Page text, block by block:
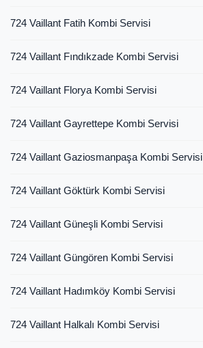
724 Vaillant Fatih Kombi Servisi
724 Vaillant Fındıkzade Kombi Servisi
724 Vaillant Florya Kombi Servisi
724 Vaillant Gayrettepe Kombi Servisi
724 Vaillant Gaziosmanpaşa Kombi Servisi
724 Vaillant Göktürk Kombi Servisi
724 Vaillant Güneşli Kombi Servisi
724 Vaillant Güngören Kombi Servisi
724 Vaillant Hadımköy Kombi Servisi
724 Vaillant Halkalı Kombi Servisi